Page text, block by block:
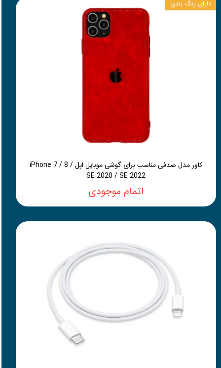
کاور مدل صدفی مناسب برای گوشی موبایل اپل iPhone 7 / 8 /
SE 2020 / SE 2022
اتمام موجودی
دارای رنگ بندی